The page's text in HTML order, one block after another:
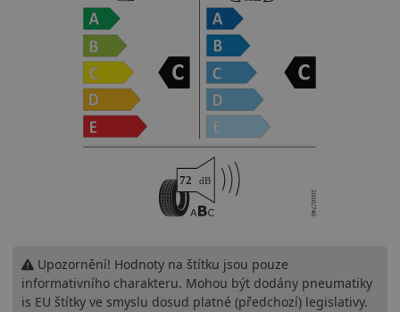
Upozornění! Hodnoty na štítku jsou pouze
informativního charakteru. Mohou být dodány pneumatiky
is EU štítky ve smyslu dosud platné (předchozí) legislativy.